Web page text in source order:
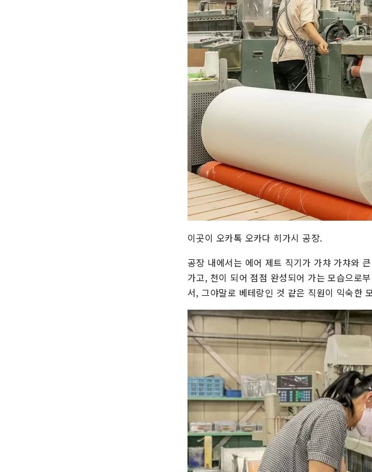
이곳이 오카톡 오카다 히가시 공장.
공장 내에서는 에어 제트 직기가 가챠 가챠와
가고, 천이 되어 점점 완성되어 가는 모습으로
서, 그야말로 베테랑인 것 같은 직원이 익숙한